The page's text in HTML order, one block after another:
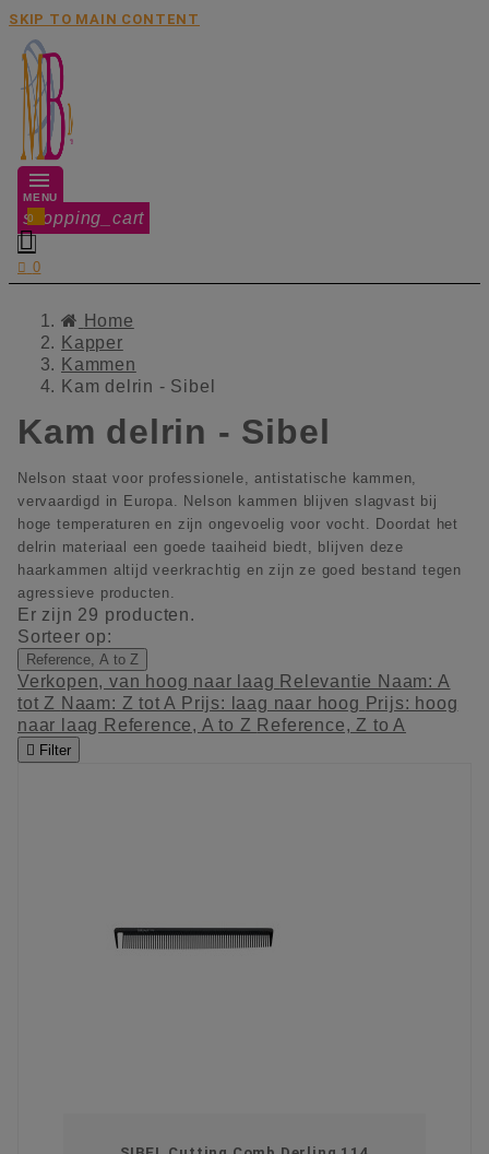
SKIP TO MAIN CONTENT
MENU
shopping_cart
0

 0
Home
Kapper
Kammen
Kam delrin - Sibel
Kam delrin - Sibel
Nelson staat voor professionele, antistatische kammen,
vervaardigd in Europa. Nelson kammen blijven slagvast bij
hoge temperaturen en zijn ongevoelig voor vocht. Doordat het
delrin materiaal een goede taaiheid biedt, blijven deze
haarkammen altijd veerkrachtig en zijn ze goed bestand tegen
agressieve producten.
Er zijn 29 producten.
Sorteer op:
Reference, A to Z
Verkopen, van hoog naar laag Relevantie Naam: A
tot Z Naam: Z tot A Prijs: laag naar hoog Prijs: hoog
naar laag Reference, A to Z Reference, Z to A
 Filter